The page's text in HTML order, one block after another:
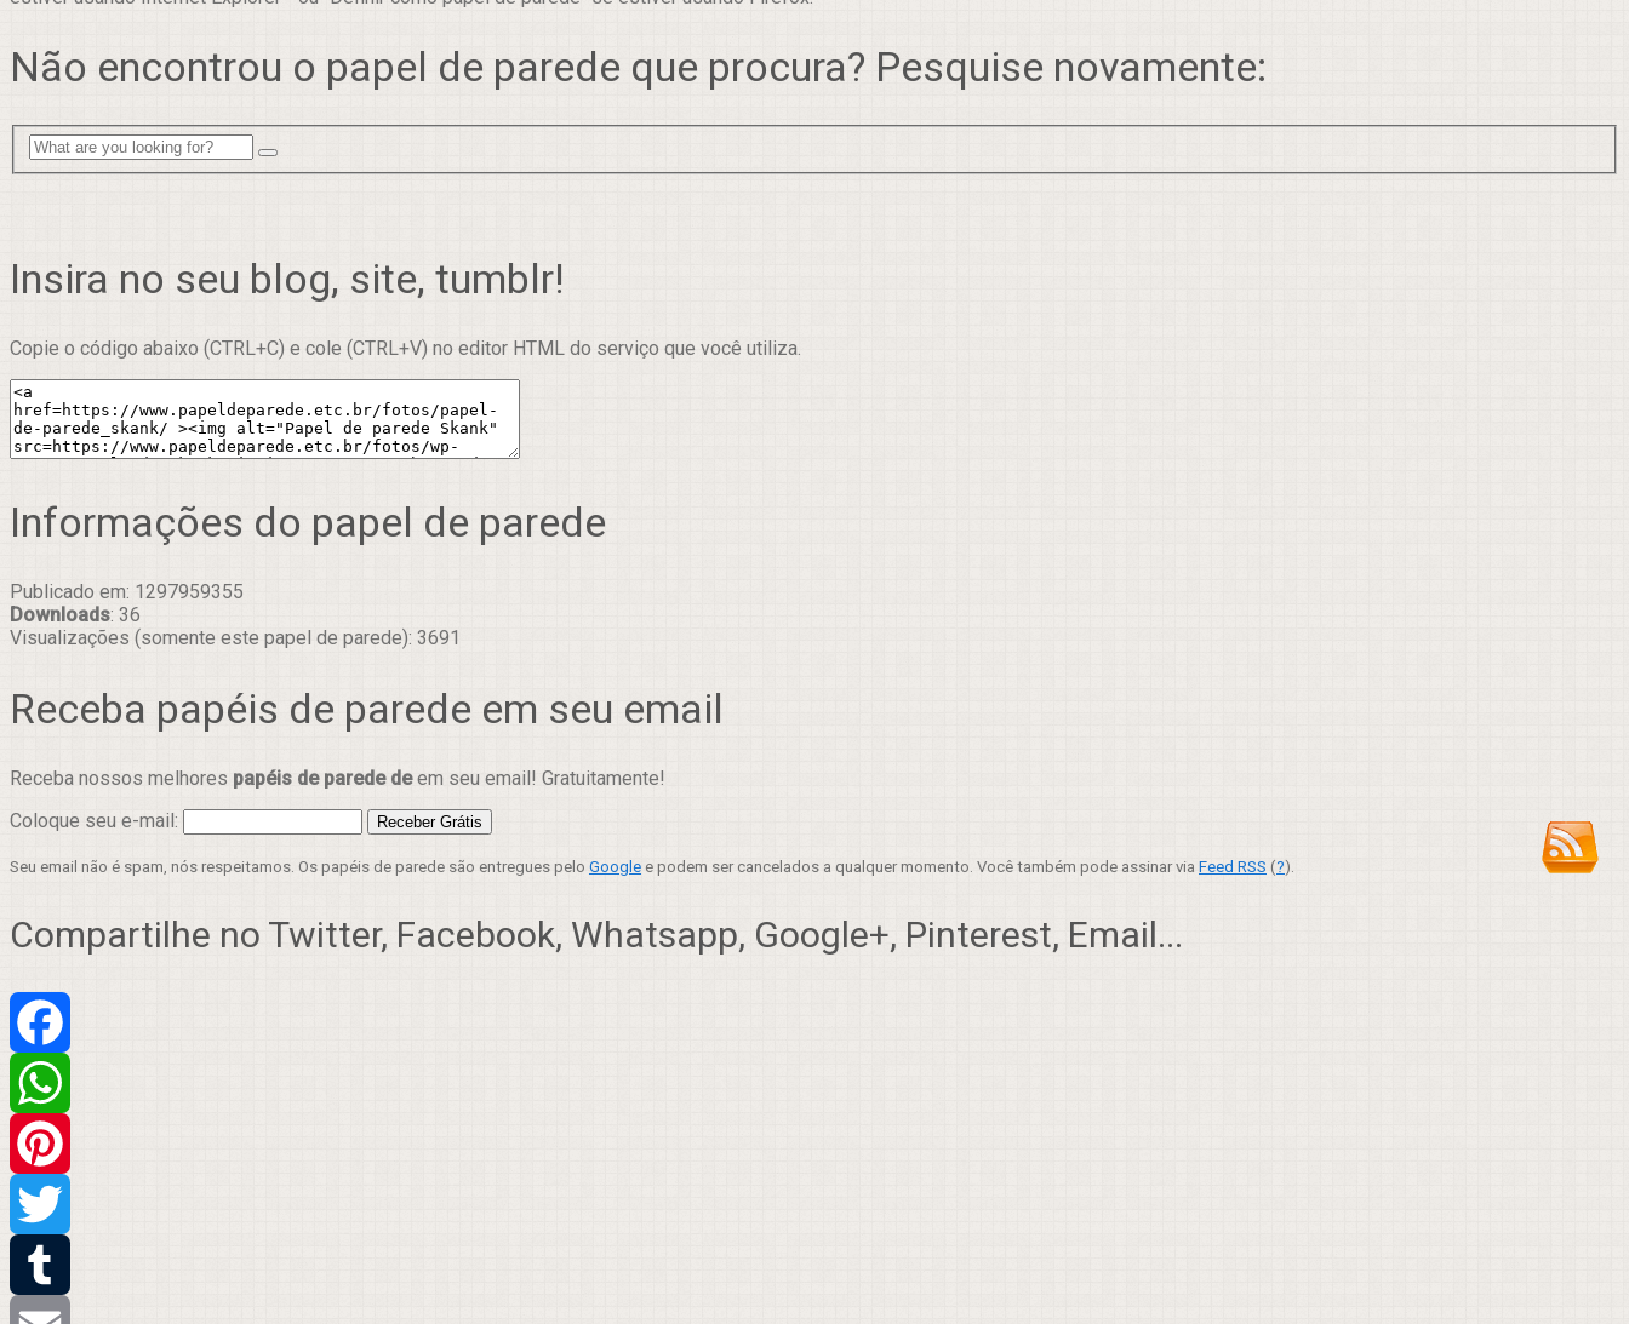
Não encontrou o papel de parede que procura? Pesquise novamente:
Insira no seu blog, site, tumblr!
Copie o código abaixo (CTRL+C) e cole (CTRL+V) no editor HTML do serviço que você utiliza.
Informações do papel de parede
Publicado em: 1297959355
Downloads: 36
Visualizações (somente este papel de parede): 3691
Receba papéis de parede em seu email
Receba nossos melhores papéis de parede deem seu email! Gratuitamente!
Coloque seu e-mail:
Seu email não é spam, nós respeitamos. Os papéis de parede são entregues pelo Google e podem ser cancelados a qualquer momento. Você também pode assinar via Feed RSS (?).
Compartilhe no Twitter, Facebook, Whatsapp, Google+, Pinterest, Email...
Facebook
WhatsApp
Pinterest
Twitter